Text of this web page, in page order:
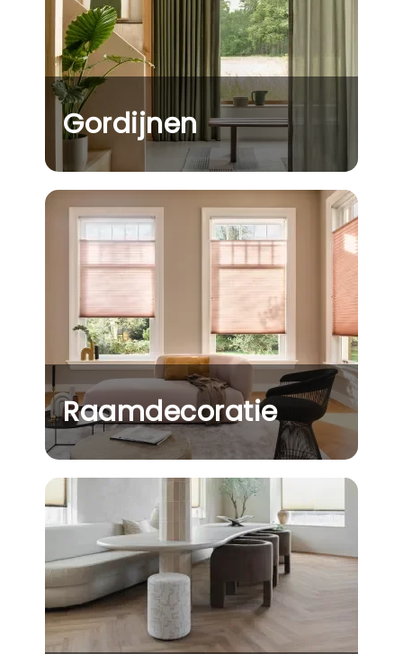
Gordijnen
Raamdecoratie